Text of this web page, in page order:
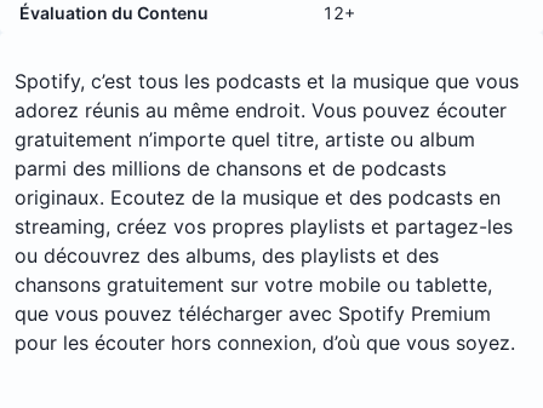
Évaluation du Contenu
12+
Spotify, c’est tous les podcasts et la musique que vous
adorez réunis au même endroit. Vous pouvez écouter
gratuitement n’importe quel titre, artiste ou album
parmi des millions de chansons et de podcasts
originaux. Ecoutez de la musique et des podcasts en
streaming, créez vos propres playlists et partagez-les
ou découvrez des albums, des playlists et des
chansons gratuitement sur votre mobile ou tablette,
que vous pouvez télécharger avec Spotify Premium
pour les écouter hors connexion, d’où que vous soyez.